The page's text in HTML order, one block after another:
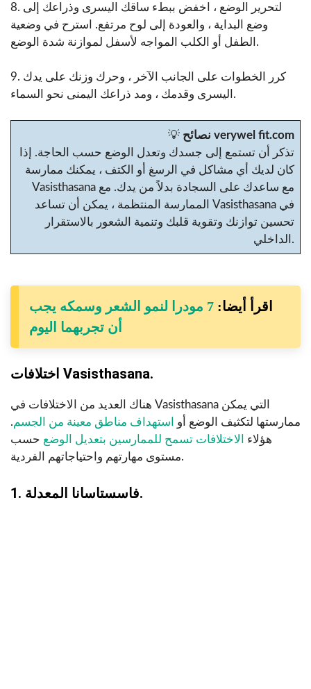
8. لتحرير الوضع ، اخفض ببطء ساقك اليسرى وذراعك إلى
وضع البداية ، والعودة إلى لوح مرتفع. استرح في وضعية
الطفل أو الكلب المواجه لأسفل لموازنة شدة الوضع.
9. كرر الخطوات على الجانب الآخر ، وحرك وزنك على يدك
اليسرى وقدمك ، ومد ذراعك اليمنى نحو السماء.
💡
نصائح verywel fit.com
تذكر أن تستمع إلى جسدك وتعدل الوضع حسب الحاجة. إذا
كان لديك أي مشاكل في الرسغ أو الكتف ، يمكنك ممارسة
Vasisthasana مع ساعدك على السجادة بدلاً من يدك. مع
الممارسة المنتظمة ، يمكن أن تساعد Vasisthasana في
تحسين توازنك وتقوية قلبك وتنمية الشعور بالاستقرار
الداخلي.
اقرأ أيضا:
7 مودرا لنمو الشعر وسمكه يجب
أن تجربهما اليوم
اختلافات Vasisthasana.
هناك العديد من الاختلافات في Vasisthasana التي يمكن
ممارستها لتكثيف الوضع أو
استهداف مناطق معينة من الجسم.
هؤلاء
الاختلافات تسمح للممارسين بتعديل الوضع حسب
مستوى مهارتهم واحتياجاتهم الفردية.
1. فاسستاسانا المعدلة.